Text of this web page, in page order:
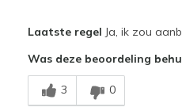
Breathe Well
Comfortable
Laatste regel Ja, ik zou
Was deze beoordeling
3 0